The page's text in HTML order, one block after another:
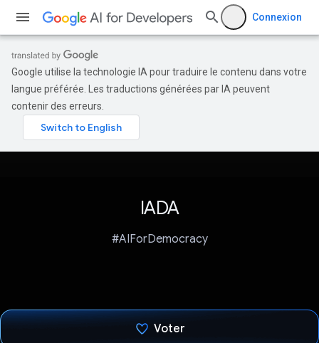
Connexion
Google utilise la technologie IA pour traduire le contenu dans votre
langue préférée. Les traductions générées par IA peuvent
contenir des erreurs.
IADA
#AIForDemocracy
Voter